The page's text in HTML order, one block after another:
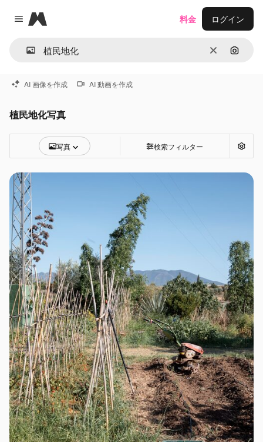
Close menu
Magnific
消去 画像で
料金 ログイン
AI 画像を作成 AI 動画を作成
植民地化写真
写真 検索フィルター